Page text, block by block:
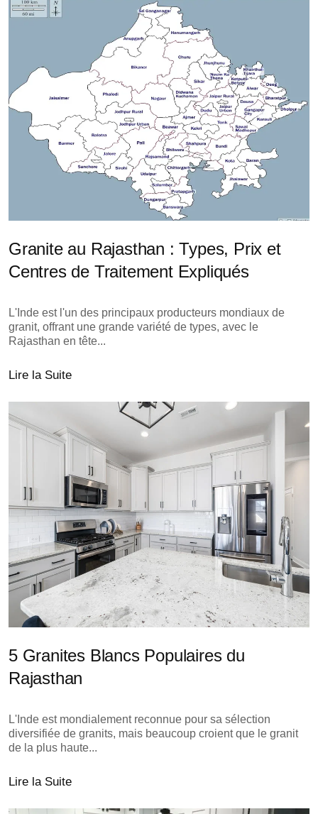
Granite au Rajasthan : Types, Prix et
Centres de Traitement Expliqués
L'Inde est l'un des principaux producteurs mondiaux de
granit, offrant une grande variété de types, avec le
Rajasthan en tête...
Lire la Suite
5 Granites Blancs Populaires du
Rajasthan
L'Inde est mondialement reconnue pour sa sélection
diversifiée de granits, mais beaucoup croient que le granit
de la plus haute...
Lire la Suite